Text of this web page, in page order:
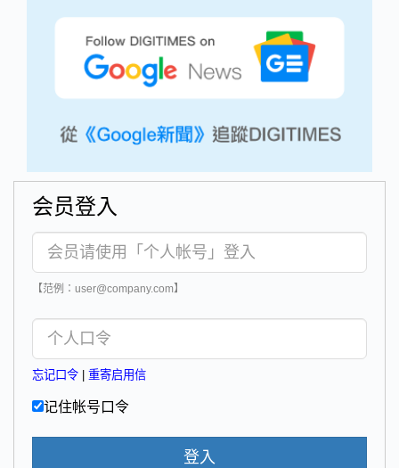
会员登入
【范例：user@company.com】
忘记口令 重寄启用信
记住帐号口令
登入